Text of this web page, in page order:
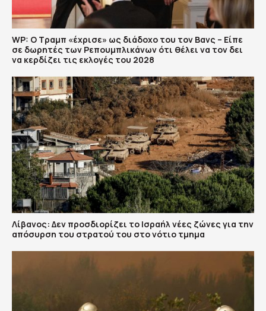
WP: Ο Τραμπ «έχρισε» ως διάδοχο του τον Βανς – Είπε
σε δωρητές των Ρεπουμπλικάνων ότι θέλει να τον δει
να κερδίζει τις εκλογές του 2028
Λίβανος: Δεν προσδιορίζει το Ισραήλ νέες ζώνες για την
απόσυρση του στρατού του στο νότιο τμημα